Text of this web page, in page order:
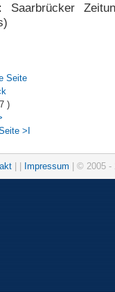
Saarbrücker
Seite
)
>I
Impressum | © 2005 -